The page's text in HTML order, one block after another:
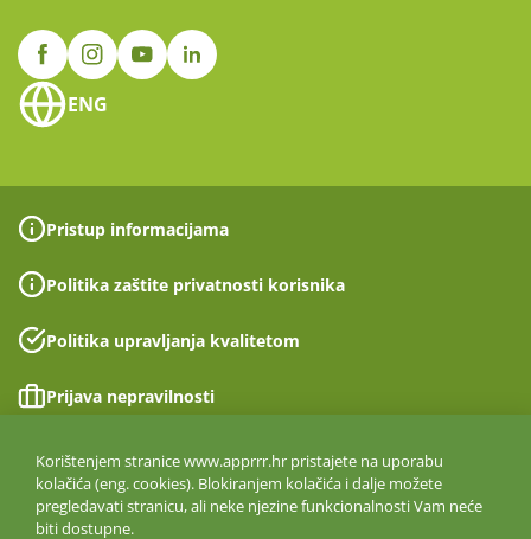
ENG
Pristup informacijama
Politika zaštite privatnosti korisnika
Politika upravljanja kvalitetom
Prijava nepravilnosti
Izjava o pristupačnosti
Politika informacijske sigurnosti
Korištenjem stranice www.apprrr.hr pristajete na uporabu
kolačića (eng. cookies). Blokiranjem kolačića i dalje možete
pregledavati stranicu, ali neke njezine funkcionalnosti Vam neće
biti dostupne.